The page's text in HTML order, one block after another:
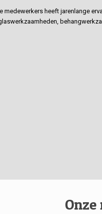
medewerkers heeft jarenlange